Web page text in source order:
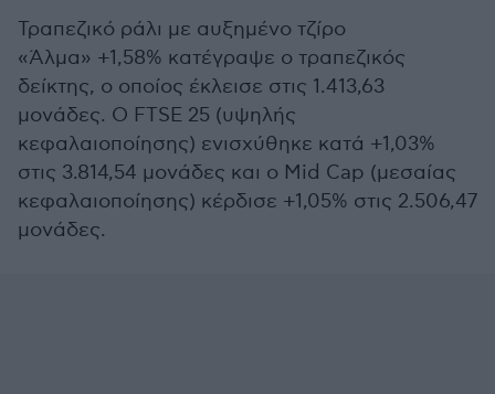
Τραπεζικό ράλι με αυξημένο τζίρο
«Άλμα» +1,58% κατέγραψε ο τραπεζικός
δείκτης, ο οποίος έκλεισε στις 1.413,63
μονάδες. Ο FTSE 25 (υψηλής
κεφαλαιοποίησης) ενισχύθηκε κατά +1,03%
στις 3.814,54 μονάδες και ο Mid Cap (μεσαίας
κεφαλαιοποίησης) κέρδισε +1,05% στις 2.506,47
μονάδες.